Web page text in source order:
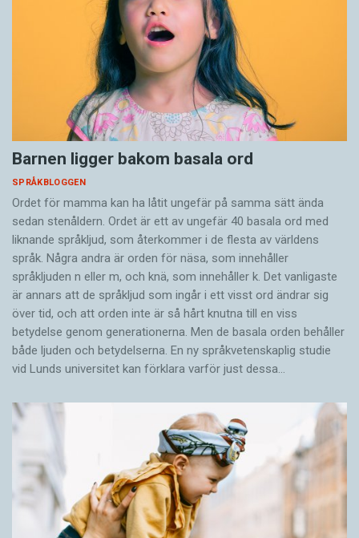
Barnen ligger bakom basala ord
SPRÅKBLOGGEN
Ordet för mamma kan ha låtit ungefär på samma sätt ända
sedan stenåldern. Ordet är ett av ungefär 40 basala ord med
liknande språkljud, som återkommer i de flesta av världens
språk. Några andra är orden för näsa, som innehåller
språkljuden n eller m, och knä, som innehåller k. Det vanligaste
är annars att de språkljud som ingår i ett visst ord ändrar sig
över tid, och att orden inte är så hårt knutna till en viss
betydelse genom generationerna. Men de basala orden behåller
både ljuden och betydelserna. En ny språkvetenskaplig studie
vid Lunds universitet kan förklara varför just dessa…